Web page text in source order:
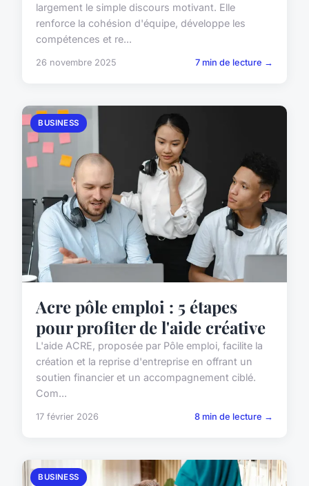
largement le simple discours motivant. Elle
renforce la cohésion d'équipe, développe les
compétences et re...
26 novembre 2025 7 min de lecture →
BUSINESS
Acre pôle emploi : 5 étapes
pour profiter de l'aide créative
L'aide ACRE, proposée par Pôle emploi, facilite la
création et la reprise d'entreprise en offrant un
soutien financier et un accompagnement ciblé.
Com...
17 février 2026 8 min de lecture →
BUSINESS